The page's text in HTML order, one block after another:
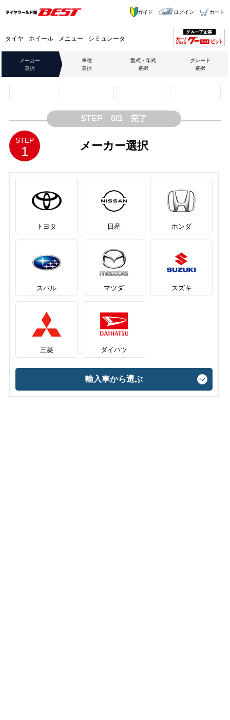
タイヤ ホイール メニュー シミュレータ
ガイド ログイン カート
メーカー
選択
車種
選択
型式・年式
選択
グレード
選択
STEP 0/3 完了
STEP
1 メーカー選択
トヨタ 日産 ホンダ
スバル マツダ スズキ
三菱 ダイハツ
輸入車から選ぶ